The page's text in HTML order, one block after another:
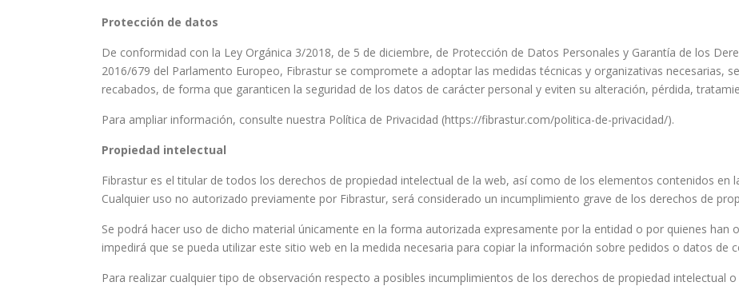
Protección de datos
De conformidad con la Ley Orgánica 3/2018, de 5 de diciembre, de Protección de Datos Personales y Garantía de los
2016/679 del Parlamento Europeo, Fibrastur se compromete a adoptar las medidas técnicas y organizativas necesarias,
recabados, de forma que garanticen la seguridad de los datos de carácter personal y eviten su alteración, pérdida,
Para ampliar información, consulte nuestra Política de Privacidad (https://fibrastur.com/politica-de-privacidad/).
Propiedad intelectual
Fibrastur es el titular de todos los derechos de propiedad intelectual de la web, así como de los elementos contenidos en
Cualquier uso no autorizado previamente por Fibrastur, será considerado un incumplimiento grave de los derechos de
Se podrá hacer uso de dicho material únicamente en la forma autorizada expresamente por la entidad o por quienes han
impedirá que se pueda utilizar este sitio web en la medida necesaria para copiar la información sobre pedidos o datos de
Para realizar cualquier tipo de observación respecto a posibles incumplimientos de los derechos de propiedad intelectual